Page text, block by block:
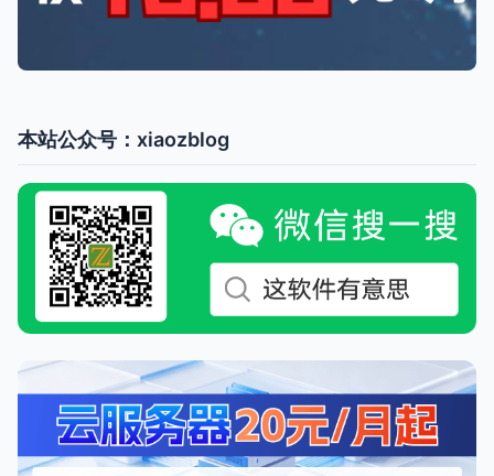
本站公众号：xiaozblog